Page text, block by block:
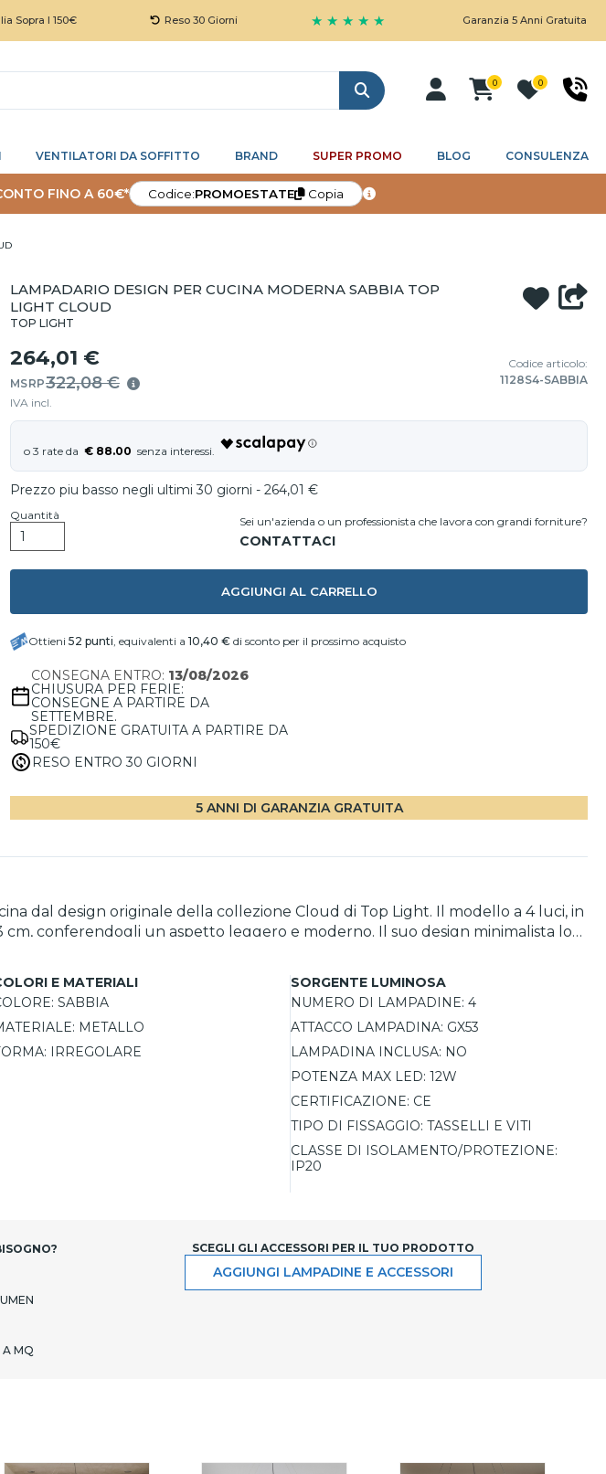
I 150€ Reso 30 Giorni ★ ★ ★ ★ ★ Garanzia 5 Anni Gratuita
Cerca
0 0
VENTILATORI DA SOFFITTO BRAND SUPER PROMO BLOG CONSULENZA
FINO A 60€* Codice:PROMOESTATE Copia
LAMPADARIO DESIGN PER CUCINA MODERNA SABBIA TOP
LIGHT CLOUD
TOP LIGHT
264,01 €
MSRP322,08 €
IVA incl.
Codice articolo:
1128S4-SABBIA
€ 88.00
Prezzo piu basso negli ultimi 30 giorni - 264,01 €
Quantità Sei un'azienda o un professionista che lavora con grandi forniture?
AGGIUNGI AL CARRELLO
Ottieni 52 punti, equivalenti a 10,40 € di sconto per il prossimo acquisto
CONSEGNA ENTRO: 13/08/2026
CHIUSURA PER FERIE:
CONSEGNE A PARTIRE DA
SETTEMBRE.
SPEDIZIONE GRATUITA A PARTIRE DA
150€
RESO ENTRO 30 GIORNI
5 ANNI DI GARANZIA GRATUITA
dal design originale della collezione Cloud di Top Light. Il modello a 4 luci, in
conferendogli un aspetto leggero e moderno. Il suo design minimalista lo
zone open space. Grazie alle lampadine LED intercambiabili, la
lampadario per cucina che unisce efficienza luminosa e un'estetica raffinata,
E MATERIALI
SABBIA
METALLO
IRREGOLARE
SORGENTE LUMINOSA
NUMERO DI LAMPADINE: 4
ATTACCO LAMPADINA: GX53
LAMPADINA INCLUSA: NO
POTENZA MAX LED: 12W
CERTIFICAZIONE: CE
TIPO DI FISSAGGIO: TASSELLI E VITI
CLASSE DI ISOLAMENTO/PROTEZIONE:
IP20
A MQ
SCEGLI GLI ACCESSORI PER IL TUO PRODOTTO
AGGIUNGI LAMPADINE E ACCESSORI